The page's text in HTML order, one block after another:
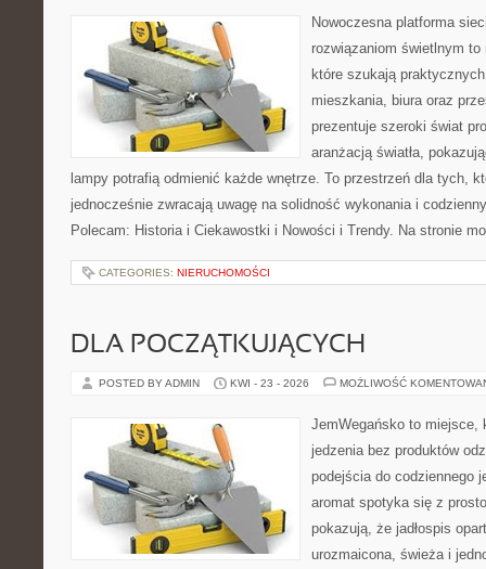
Nowoczesna platforma
rozwiązaniom świetlnym
które szukają
mieszkania, biura oraz
prezentuje szeroki świat
aranżacją światła,
lampy potrafią odmienić każde wnętrze. To przestrzeń dla tych,
jednocześnie zwracają uwagę na solidność wykonania i
Polecam: Historia i Ciekawostki i Nowości i Trendy. Na stronie
CATEGORIES: NIERUCHOMOŚCI
DLA POCZĄTKUJĄCYCH
POSTED BY ADMIN KWI - 23 - 2026 MOŻLIWOŚĆ
JemWegańsko to miejsce,
jedzenia bez produktów
podejścia do codziennego
aromat spotyka się z
pokazują, że jadłospis
urozmaicona, świeża i